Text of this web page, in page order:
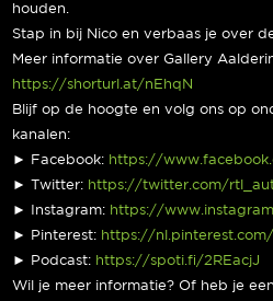
houden.
Stap in bij Nico en verbaas je over
Meer informatie over Gallery
https://shorturl.at/nEhqN
Blijf op de hoogte en volg ons op
kanalen:
► Facebook: https://
► Twitter: https://twitter.com/
► Instagram: https://
► Pinterest: https://
► Podcast: https://spoti.fi/2REacjJ
Wil je meer informatie? Of heb je